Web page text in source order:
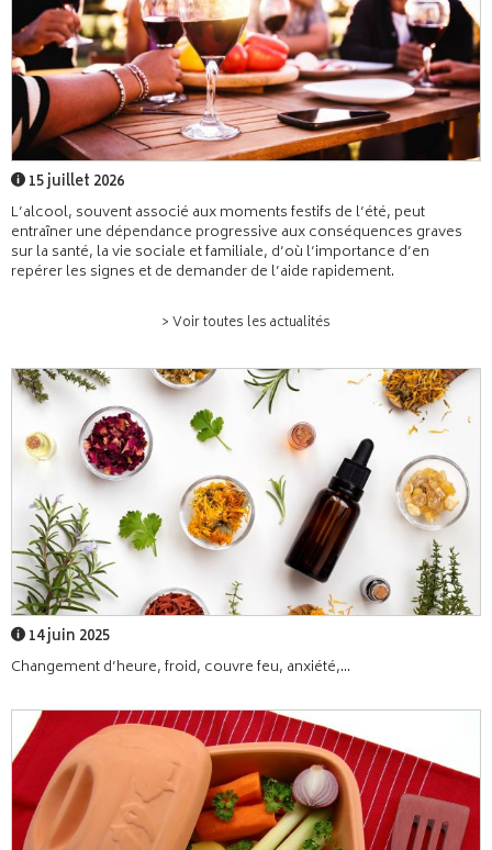
15 juillet 2026
L’alcool, souvent associé aux moments festifs de l’été, peut
entraîner une dépendance progressive aux conséquences graves
sur la santé, la vie sociale et familiale, d’où l’importance d’en
repérer les signes et de demander de l’aide rapidement.
> Voir toutes les actualités
14 juin 2025
Changement d’heure, froid, couvre feu, anxiété,...